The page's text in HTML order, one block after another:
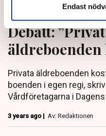
Endast
Debatt:
Privata äldreboenden
boenden i egen regi,
Vårdföretagarna i
3 years ago | Av: Redaktionen